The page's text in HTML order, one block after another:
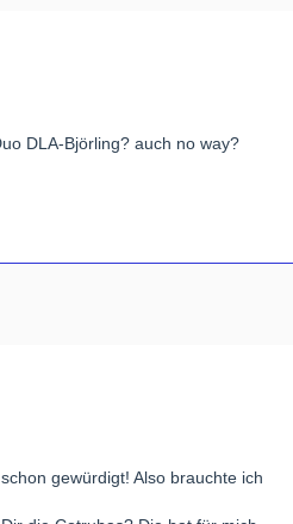
DLA-Björling? auch no way?
gewürdigt! Also brauchte ich